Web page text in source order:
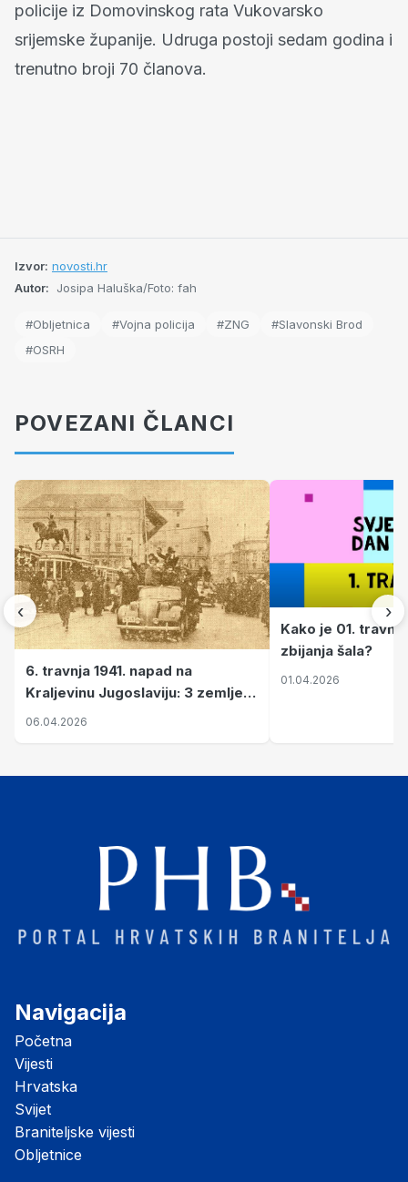
policije iz Domovinskog rata Vukovarsko
srijemske županije. Udruga postoji sedam godina i
trenutno broji 70 članova.
Izvor: novosti.hr
Autor:
Josipa Haluška/Foto: fah
#Obljetnica #Vojna policija #ZNG
#Slavonski Brod
#OSRH
POVEZANI ČLANCI
‹
6. travnja 1941. napad na
Kraljevinu Jugoslaviju: 3 zemlje
nastale njenim raspadom
06.04.2026
Kako je 01.
zbijanja šala?
01.04.2026
›
Navigacija
Početna
Vijesti
Hrvatska
Svijet
Braniteljske vijesti
Obljetnice